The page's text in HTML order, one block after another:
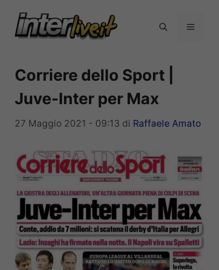
Menu
Corriere dello Sport |
Juve-Inter per Max
27 Maggio 2021 - 09:13 di Raffaele Amato